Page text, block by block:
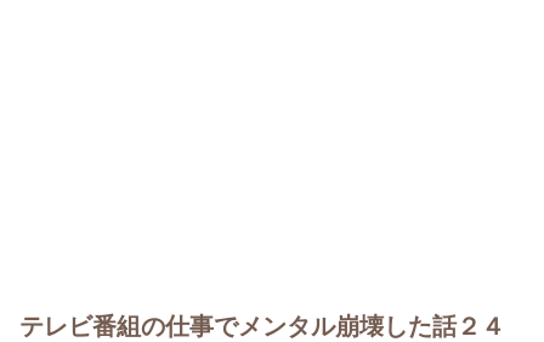
テレビ番組の仕事でメンタル崩壊した話２４